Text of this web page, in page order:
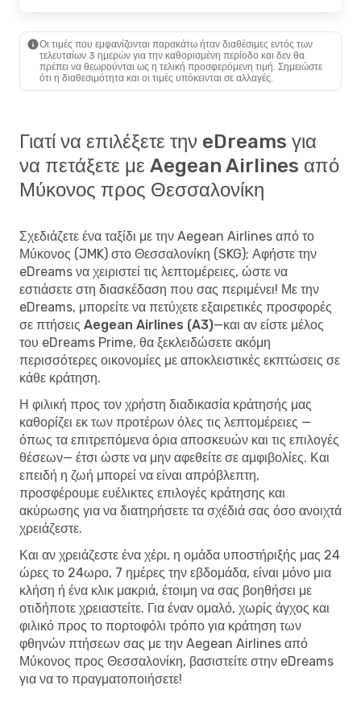
Οι τιμές που εμφανίζονται παρακάτω ήταν διαθέσιμες εντός των
τελευταίων 3 ημερών για την καθορισμένη περίοδο και δεν θα
πρέπει να θεωρούνται ως η τελική προσφερόμενη τιμή. Σημειώστε
ότι η διαθεσιμότητα και οι τιμές υπόκεινται σε αλλαγές.
Γιατί να επιλέξετε την eDreams για
να πετάξετε με Aegean Airlines από
Μύκονος προς Θεσσαλονίκη
Σχεδιάζετε ένα ταξίδι με την Aegean Airlines από το
Μύκονος (JMK) στο Θεσσαλονίκη (SKG); Αφήστε την
eDreams να χειριστεί τις λεπτομέρειες, ώστε να
εστιάσετε στη διασκέδαση που σας περιμένει! Με την
eDreams, μπορείτε να πετύχετε εξαιρετικές προσφορές
σε πτήσεις Aegean Airlines (A3)—και αν είστε μέλος
του eDreams Prime, θα ξεκλειδώσετε ακόμη
περισσότερες οικονομίες με αποκλειστικές εκπτώσεις σε
κάθε κράτηση.
Η φιλική προς τον χρήστη διαδικασία κράτησής μας
καθορίζει εκ των προτέρων όλες τις λεπτομέρειες —
όπως τα επιτρεπόμενα όρια αποσκευών και τις επιλογές
θέσεων— έτσι ώστε να μην αφεθείτε σε αμφιβολίες. Και
επειδή η ζωή μπορεί να είναι απρόβλεπτη,
προσφέρουμε ευέλικτες επιλογές κράτησης και
ακύρωσης για να διατηρήσετε τα σχέδιά σας όσο ανοιχτά
χρειάζεστε.
Και αν χρειάζεστε ένα χέρι, η ομάδα υποστήριξής μας 24
ώρες το 24ωρο, 7 ημέρες την εβδομάδα, είναι μόνο μια
κλήση ή ένα κλικ μακριά, έτοιμη να σας βοηθήσει με
οτιδήποτε χρειαστείτε. Για έναν ομαλό, χωρίς άγχος και
φιλικό προς το πορτοφόλι τρόπο για κράτηση των
φθηνών πτήσεων σας με την Aegean Airlines από
Μύκονος προς Θεσσαλονίκη, βασιστείτε στην eDreams
για να το πραγματοποιήσετε!